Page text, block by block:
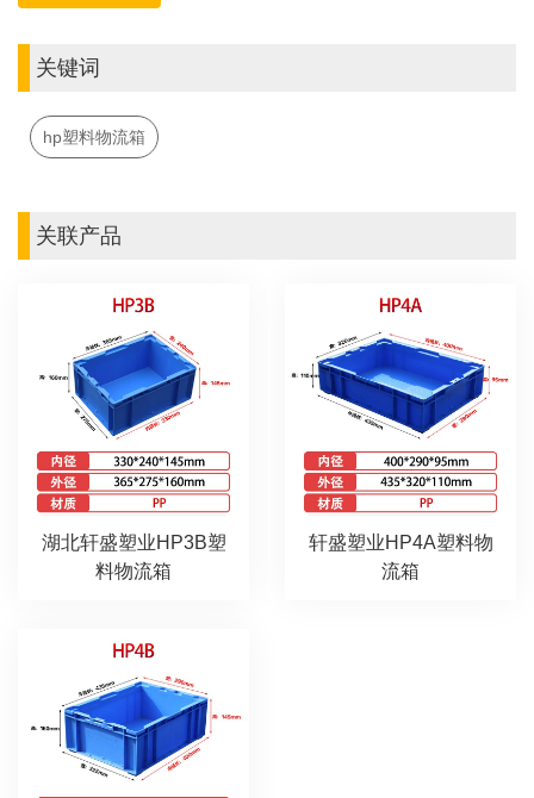
关键词
hp塑料物流箱
关联产品
湖北轩盛塑业HP3B塑
料物流箱
轩盛塑业HP4A塑料物
流箱